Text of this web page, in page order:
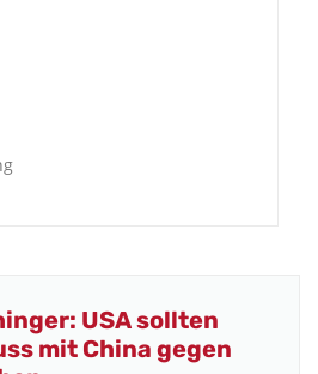
USA sollten
mit China gegen